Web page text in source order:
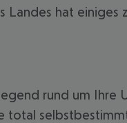
Landes hat einiges
rund um Ihre
total